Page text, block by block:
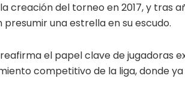
creación del torneo en 2017, y tras
una estrella en su escudo.
el papel clave de jugadoras
competitivo de la liga, donde ya